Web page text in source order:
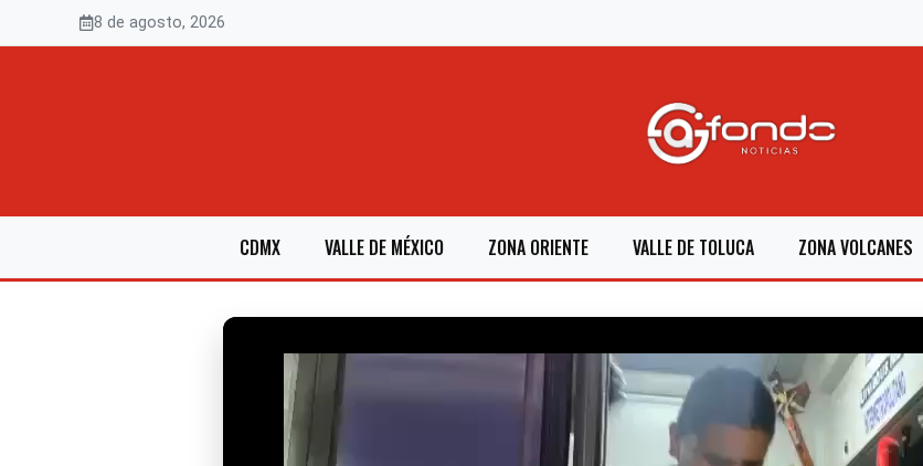
8 de agosto, 2026
CDMX VALLE DE MÉXICO ZONA ORIENTE VALLE DE TOLUCA ZONA VOLCANES